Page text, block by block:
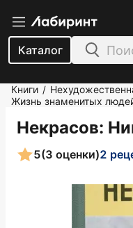
Каталог
Книги /
Жизнь знаменитых
Некрасов:
5(3 оценки)2